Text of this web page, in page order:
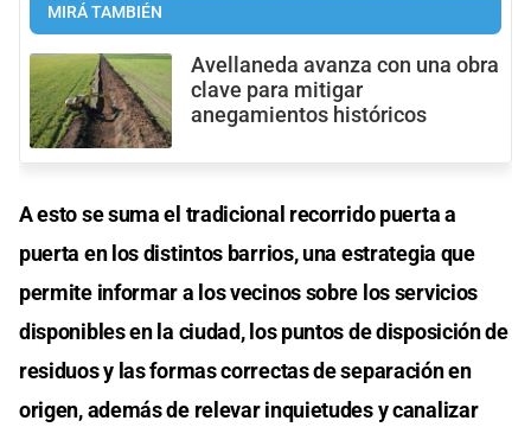
MIRÁ TAMBIÉN
Avellaneda avanza con una obra
clave para mitigar
anegamientos históricos
A esto se suma el tradicional recorrido puerta a
puerta en los distintos barrios, una estrategia que
permite informar a los vecinos sobre los servicios
disponibles en la ciudad, los puntos de disposición de
residuos y las formas correctas de separación en
origen, además de relevar inquietudes y canalizar